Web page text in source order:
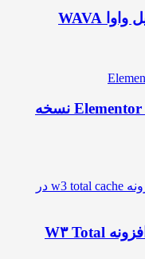
دانلود افزونه المنتور پرو Elementor Pro نسخه
آموزش نصب و فعال سازی افزونه W۳ Total